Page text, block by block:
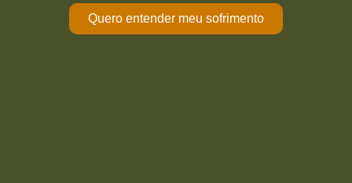
Quero entender meu sofrimento